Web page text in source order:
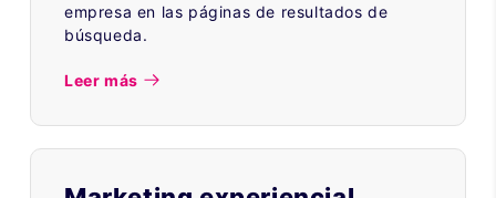
empresa en las páginas de resultados de
búsqueda.
Leer más